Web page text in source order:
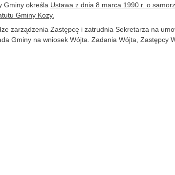
Gminy określa Ustawa z dnia 8 marca 1990 r. o
Gminy Kozy.
zarządzenia Zastępcę i zatrudnia Sekretarza na
Gminy na wniosek Wójta. Zadania Wójta, Zastępcy